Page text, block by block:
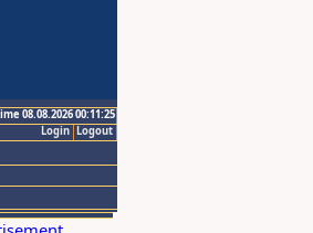
08.08.2026 00:11:25
Logout
Login